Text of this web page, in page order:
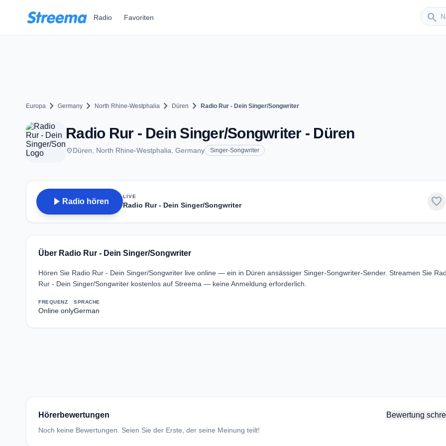
Radio Favoriten search
Sender
Europa chevron_right Germany chevron_right North Rhine-Westphalia chevron_right Düren chevron_right Radio Rur - Dein Singer/Songwriter
Radio Rur - Dein Singer/Songwriter - Düren
placeDüren, North Rhine-Westphalia, Germany Singer-Songwriter
play_arrow Radio hören
LIVE
Radio Rur - Dein Singer/Songwriter favorite
Über Radio Rur - Dein Singer/Songwriter
Hören Sie Radio Rur - Dein Singer/Songwriter live online — ein in Düren ansässiger Singer-Songwriter-Sender. Streamen Sie
Rur - Dein Singer/Songwriter kostenlos auf Streema — keine Anmeldung erforderlich.
FREQUENZ
Online only
SPRACHE
German
Hörerbewertungen Bewertung
Noch keine Bewertungen. Seien Sie der Erste, der seine Meinung teilt!